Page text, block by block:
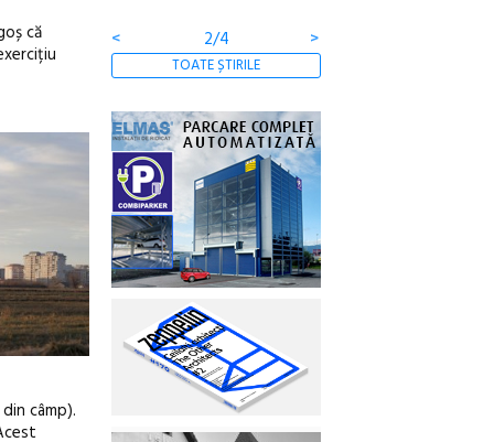
că
câmp).
<
3/4 >
TOATE ȘTIRILE